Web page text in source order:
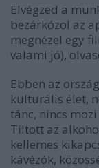
Elvégzed a
bezárkózol az
megnézel egy
valami jó),
Ebben az
kulturális élet,
tánc, nincs
Tiltott az
kellemes
kávézók,